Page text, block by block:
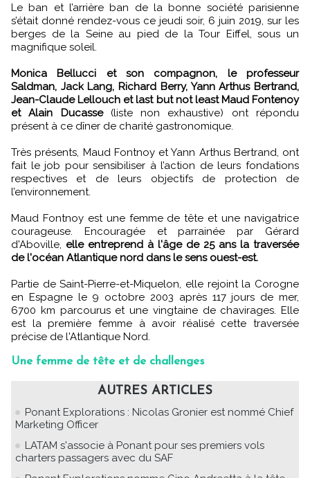
Le ban et l’arrière ban de la bonne société parisienne
s’était donné rendez-vous ce jeudi soir, 6 juin 2019, sur les
berges de la Seine au pied de la Tour Eiffel, sous un
magnifique soleil.
Monica Bellucci et son compagnon, le professeur
Saldman, Jack Lang, Richard Berry, Yann Arthus Bertrand,
Jean-Claude Lellouch et last but not least Maud Fontenoy
et Alain Ducasse(liste non exhaustive) ont répondu
présent à ce dîner de charité gastronomique.
Très présents, Maud Fontnoy et Yann Arthus Bertrand, ont
fait le job pour sensibiliser à l’action de leurs fondations
respectives et de leurs objectifs de protection de
l’environnement.
Maud Fontnoy est une femme de tête et une navigatrice
courageuse. Encouragée et parrainée par Gérard
d'Aboville, elle entreprend à l'âge de 25 ans la traversée
de l'océan Atlantique nord dans le sens ouest-est.
Partie de Saint-Pierre-et-Miquelon, elle rejoint la Corogne
en Espagne le 9 octobre 2003 après 117 jours de mer,
6700 km parcourus et une vingtaine de chavirages. Elle
est la première femme à avoir réalisé cette traversée
précise de l'Atlantique Nord.
Une femme de tête et de challenges
AUTRES ARTICLES
Ponant Explorations : Nicolas Gronier est nommé Chief
Marketing Officer
LATAM s'associe à Ponant pour ses premiers vols
charters passagers avec du SAF